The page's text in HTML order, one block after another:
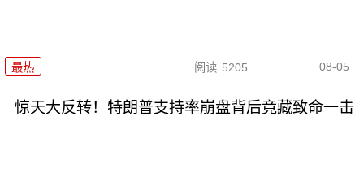
最热 阅读 5205 08-05
惊天大反转！特朗普支持率崩盘背后竟藏致命一击